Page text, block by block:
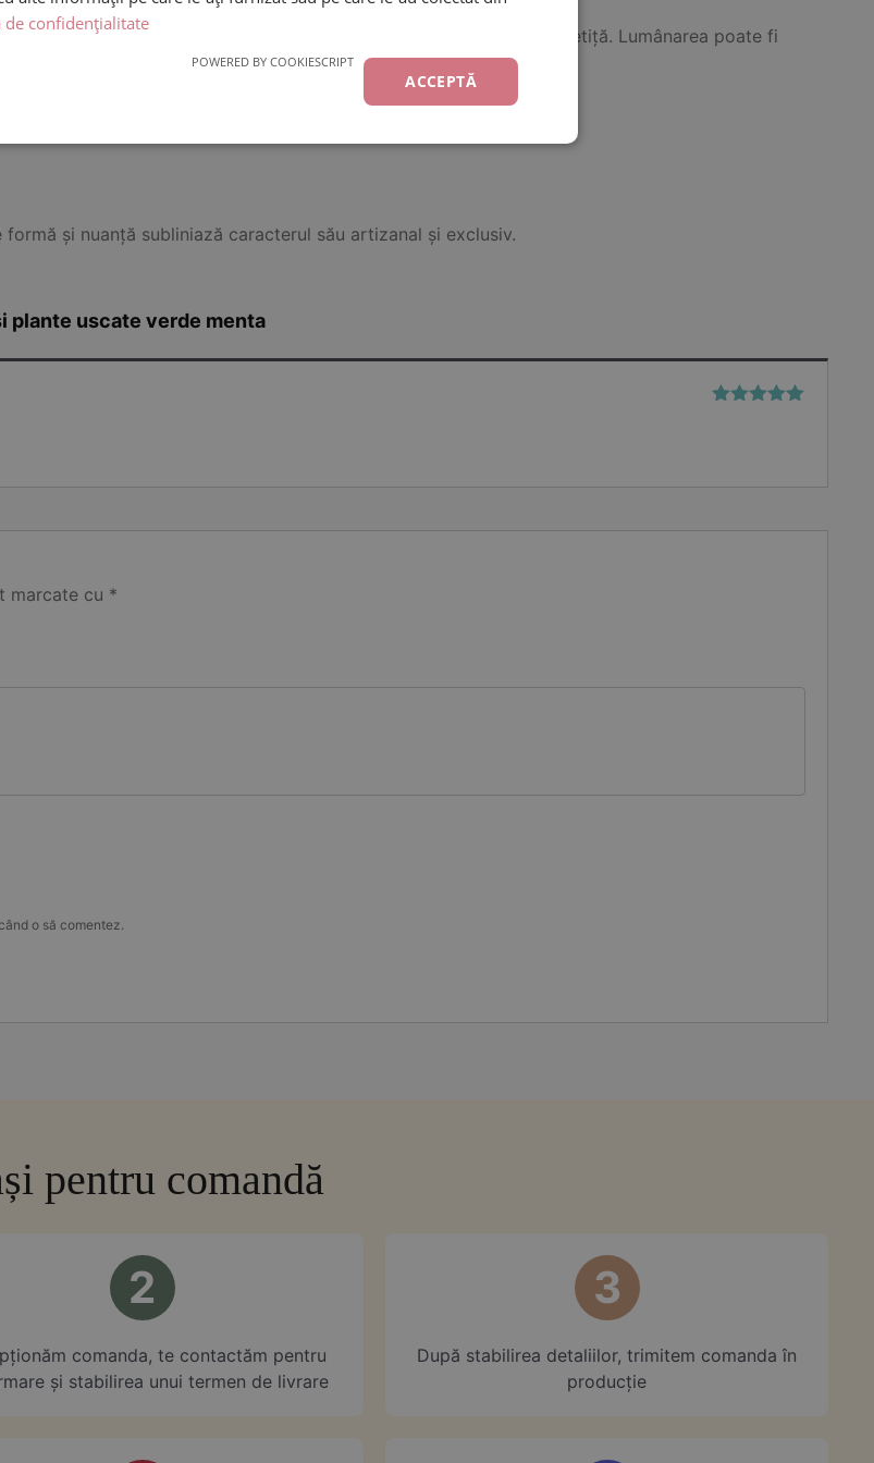
și texturi fine, potrivite atât pentru băiețel, cât și pentru fetiță. Lumânarea poate fi
fin si jucaus, ideal pentru botez.
și nuanță subliniază caracterul său artizanal și exclusiv.
plante uscate verde menta
marcate cu *
o să comentez.
pentru comandă
2
comanda, te contactăm pentru
și stabilirea unui termen de livrare
3
După stabilirea detaliilor, trimitem comanda în
producție
de confidențialitate
ACCEPTĂ
POWERED BY COOKIESCRIPT